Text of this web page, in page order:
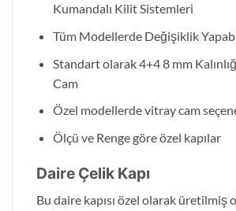
Kumandalı Kilit Sistemleri
Tüm Modellerde Değişiklik
Standart olarak 4+4 8 mm
Cam
Özel modellerde vitray cam
Ölçü ve Renge göre özel kapılar
Daire Çelik Kapı
Bu daire kapısı özel olarak üretilmiş